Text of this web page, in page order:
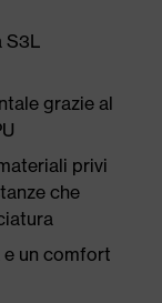
S3L
grazie al
privi
che
e un comfort